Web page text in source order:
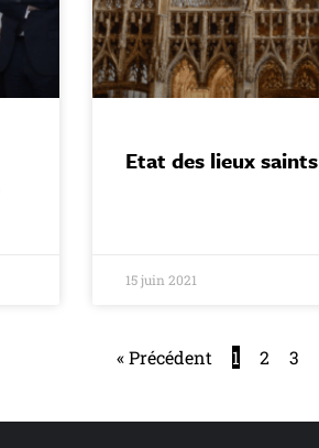
Etat des lieux saints
15 juin 2021
« Précédent 1 2 3